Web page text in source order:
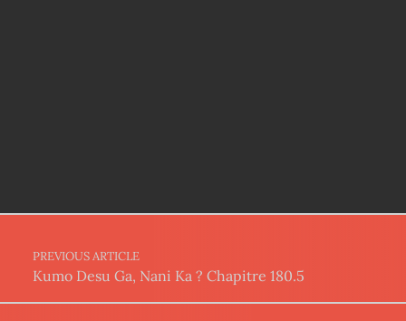
Post navigation
PREVIOUS ARTICLE
Kumo Desu Ga, Nani Ka ? Chapitre 180.5